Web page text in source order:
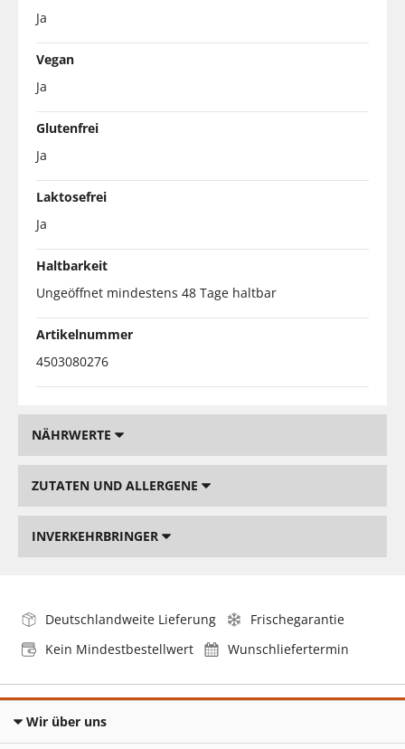
Ja
Vegan
Ja
Glutenfrei
Ja
Laktosefrei
Ja
Haltbarkeit
Ungeöffnet mindestens 48 Tage haltbar
Artikelnummer
4503080276
NÄHRWERTE
ZUTATEN UND ALLERGENE
INVERKEHRBRINGER
Deutschlandweite Lieferung
Frischegarantie
Kein Mindestbestellwert
Wunschliefertermin
Wir über uns